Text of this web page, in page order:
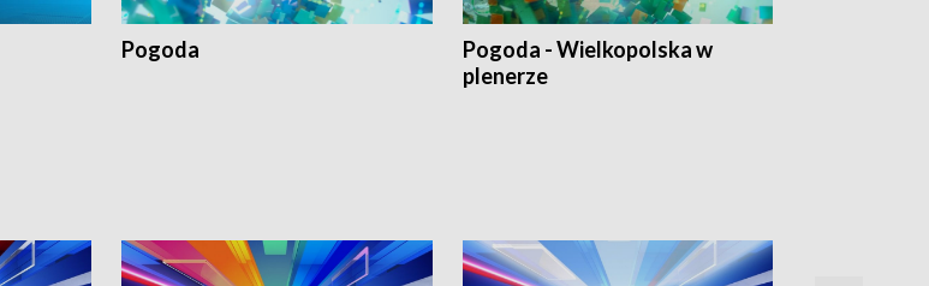
Pogoda
Pogoda - Wielkopolska w
plenerze